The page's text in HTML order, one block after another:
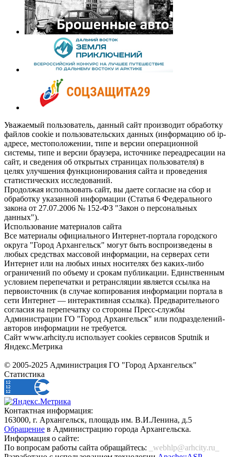
Уважаемый пользователь, данный сайт производит обработку
файлов cookie и пользовательских данных (информацию об ip-
адресе, местоположении, типе и версии операционной
системы, типе и версии браузера, источнике переадресации на
сайт, и сведения об открытых страницах пользователя) в
целях улучшения функционирования сайта и проведения
статистических исследований.
Продолжая использовать сайт, вы даете согласие на сбор и
обработку указанной информации (Статья 6 Федерального
закона от 27.07.2006 № 152-ФЗ "Закон о персональных
данных").
Использование материалов сайта
Все материалы официального Интернет-портала городского
округа "Город Архангельск" могут быть воспроизведены в
любых средствах массовой информации, на серверах сети
Интернет или на любых иных носителях без каких-либо
ограничений по объему и срокам публикации. Единственным
условием перепечатки и ретрансляции является ссылка на
первоисточник (в случае копирования информации портала в
сети Интернет — интерактивная ссылка). Предварительного
согласия на перепечатку со стороны Пресс-службы
Администрации ГО "Город Архангельск" или подразделений-
авторов информации не требуется.
Сайт www.arhcity.ru использует cookies сервисов Sputnik и
Яндекс.Метрика
© 2005-2025 Администрация ГО "Город Архангельск"
Статистика
Контактная информация:
163000, г. Архангельск, площадь им. В.И.Ленина, д.5
Обращение в Администрацию города Архангельска.
Информация о сайте:
По вопросам работы сайта обращайтесь:
_webhlp@arhcity.ru_